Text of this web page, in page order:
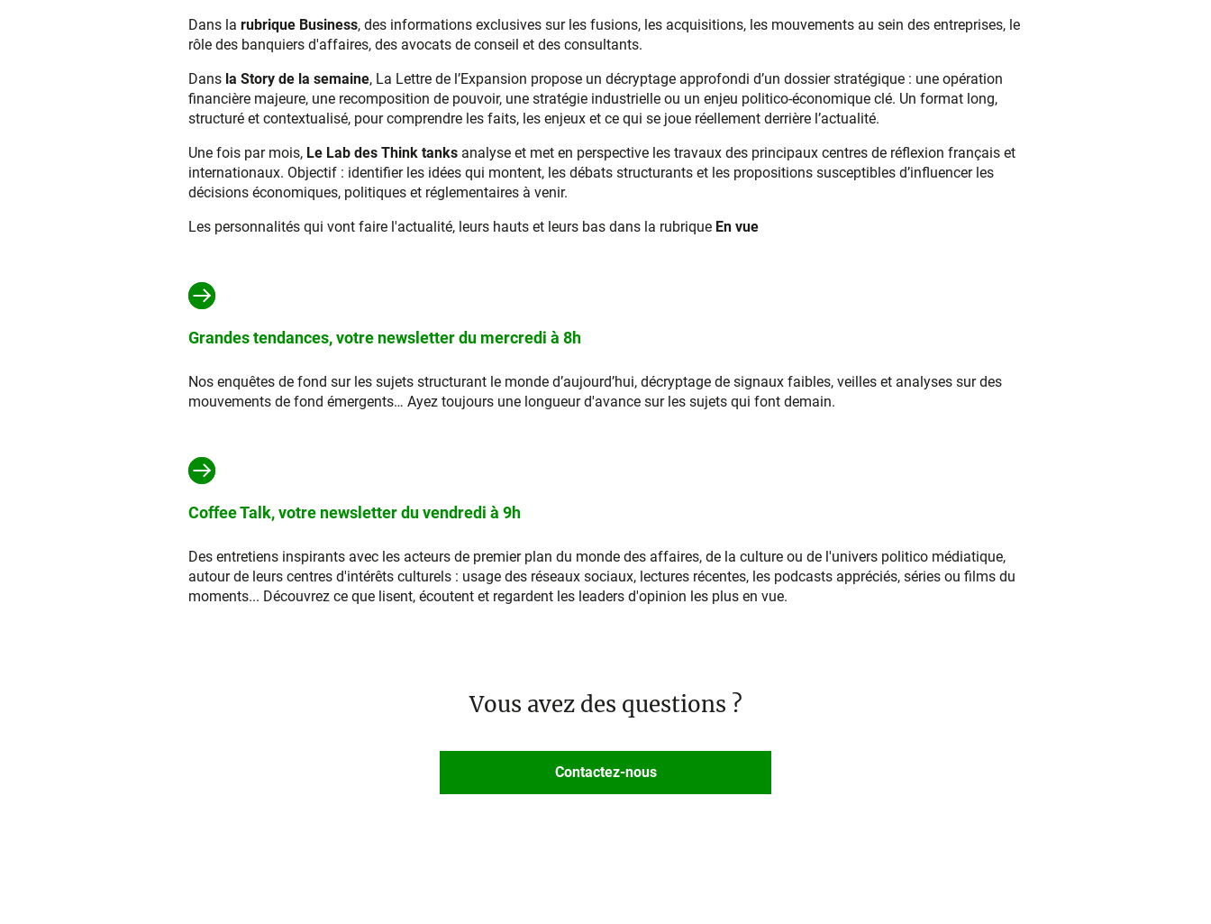
Dans la rubrique Business, des informations exclusives sur les fusions, les acquisitions, les mouvements au sein des entreprises, le
rôle des banquiers d'affaires, des avocats de conseil et des consultants.
Dans la Story de la semaine, La Lettre de l’Expansion propose un décryptage approfondi d’un dossier stratégique : une opération
financière majeure, une recomposition de pouvoir, une stratégie industrielle ou un enjeu politico-économique clé. Un format long,
structuré et contextualisé, pour comprendre les faits, les enjeux et ce qui se joue réellement derrière l’actualité.
Une fois par mois, Le Lab des Think tanks analyse et met en perspective les travaux des principaux centres de réflexion français et
internationaux. Objectif : identifier les idées qui montent, les débats structurants et les propositions susceptibles d’influencer les
décisions économiques, politiques et réglementaires à venir.
Les personnalités qui vont faire l'actualité, leurs hauts et leurs bas dans la rubrique En vue
Grandes tendances, votre newsletter du mercredi à 8h
Nos enquêtes de fond sur les sujets structurant le monde d’aujourd’hui, décryptage de signaux faibles, veilles et analyses sur des
mouvements de fond émergents… Ayez toujours une longueur d'avance sur les sujets qui font demain.
Coffee Talk, votre newsletter du vendredi à 9h
Des entretiens inspirants avec les acteurs de premier plan du monde des affaires, de la culture ou de l'univers politico médiatique,
autour de leurs centres d'intérêts culturels : usage des réseaux sociaux, lectures récentes, les podcasts appréciés, séries ou films du
moments... Découvrez ce que lisent, écoutent et regardent les leaders d'opinion les plus en vue.
Vous avez des questions ?
Contactez-nous